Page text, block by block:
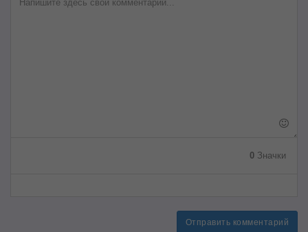
0 Значки
Отправить комментарий